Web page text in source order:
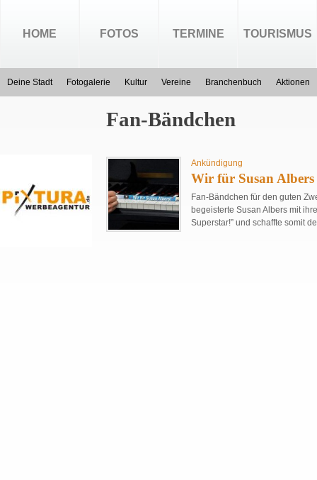
HOME FOTOS TERMINE TOURISMUS
Deine Stadt Fotogalerie Kultur Vereine Branchenbuch Aktionen
Fan-Bändchen
Ankündigung
Wir für Susan
Fan-Bändchen für den guten
begeisterte Susan Albers mit
Superstar!” und schaffte somit